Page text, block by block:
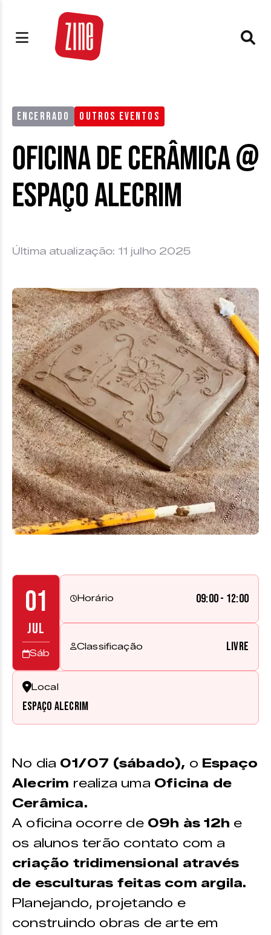
ENCERRADO OUTROS EVENTOS
Oficina de Cerâmica @
Espaço Alecrim
Última atualização: 11 julho 2025
01
JUL
Sáb
Horário 09:00 - 12:00
Classificação Livre
Local
Espaço Alecrim
No dia 01/07 (sábado), o Espaço
Alecrim realiza uma Oficina de
Cerâmica.
A oficina ocorre de 09h às 12h e
os alunos terão contato com a
criação tridimensional através
de esculturas feitas com argila.
Planejando, projetando e
construindo obras de arte em